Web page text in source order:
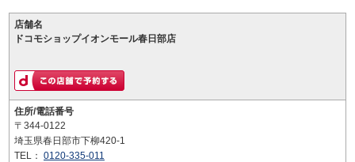
店舗名
ドコモショップイオンモール春日部店
住所/電話番号
〒344-0122
埼玉県春日部市下柳420-1
TEL： 0120-335-011